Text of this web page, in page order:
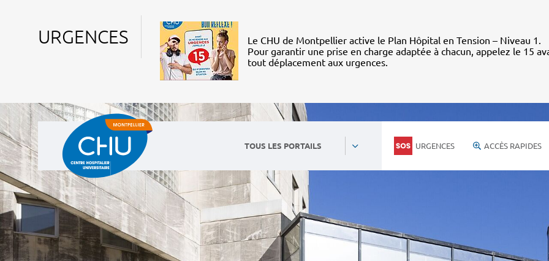
URGENCES
Le CHU de Montpellier active le Plan Hôpital en Tension – Niveau 1.
Pour garantir une prise en charge adaptée à chacun, appelez le 15
tout déplacement aux urgences.
TOUS LES PORTAILS URGENCES ACCÈS RAPIDES